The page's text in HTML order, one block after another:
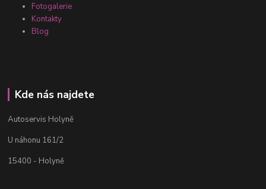
Fotogalerie
Kontakty
Blog
Kde nás najdete
Autoservis Holyně
U náhonu 161/2
15400 - Holyně